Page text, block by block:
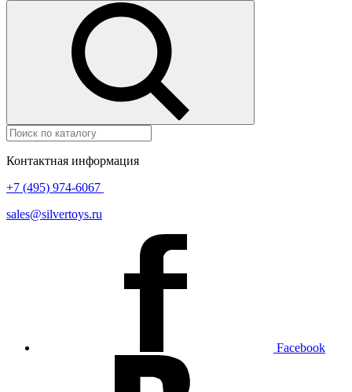
Контактная информация
+7 (495) 974-6067
sales@silvertoys.ru
Facebook